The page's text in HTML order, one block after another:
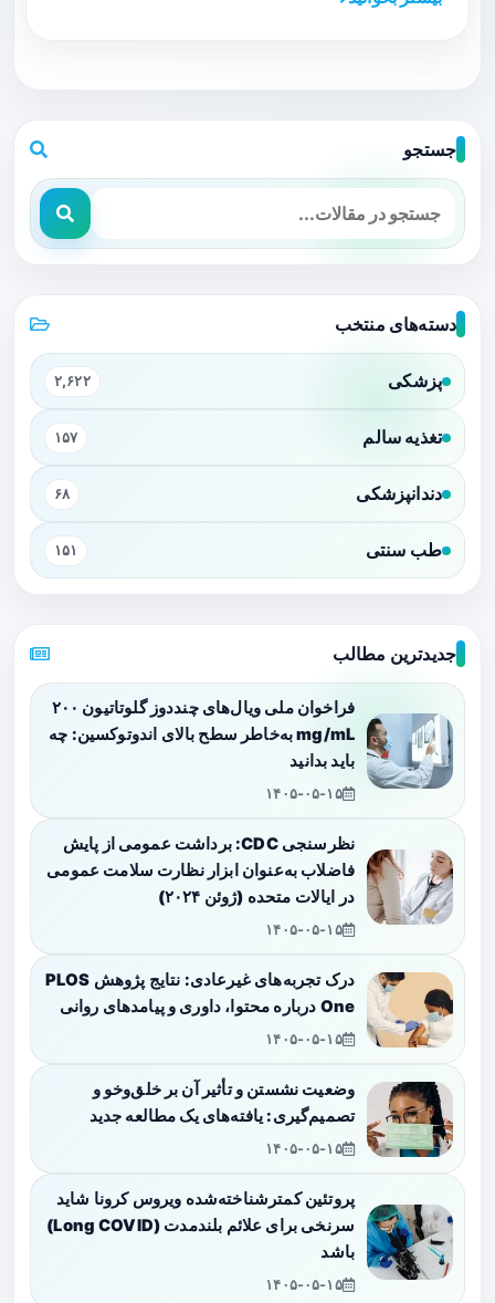
جستجو
دسته‌های منتخب
پزشکی ۲,۶۲۲
تغذیه سالم ۱۵۷
دندانپزشکی ۶۸
طب سنتی ۱۵۱
جدیدترین مطالب
فراخوان ملی ویال‌های چنددوز گلوتاتیون ۲۰۰
mg/mL به‌خاطر سطح بالای اندوتوکسین: چه
باید بدانید
۱۴۰۵-۰۵-۱۵
نظرسنجی CDC: برداشت عمومی از پایش
فاضلاب به‌عنوان ابزار نظارت سلامت عمومی
در ایالات متحده (ژوئن ۲۰۲۴)
۱۴۰۵-۰۵-۱۵
درک تجربه‌های غیرعادی: نتایج پژوهش PLOS
One درباره محتوا، داوری و پیامدهای روانی
۱۴۰۵-۰۵-۱۵
وضعیت نشستن و تأثیر آن بر خلق‌وخو و
تصمیم‌گیری: یافته‌های یک مطالعه جدید
۱۴۰۵-۰۵-۱۵
پروتئین کمترشناخته‌شده ویروس کرونا شاید
سرنخی برای علائم بلندمدت (Long COVID)
باشد
۱۴۰۵-۰۵-۱۵